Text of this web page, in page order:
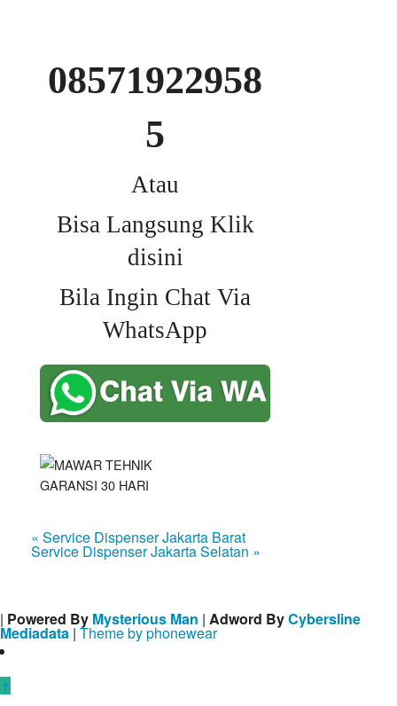
08571922958
5
Atau
Bisa Langsung Klik
disini
Bila Ingin Chat Via
WhatsApp
« Service Dispenser Jakarta Barat
Service Dispenser Jakarta Selatan »
| Powered By Mysterious Man | Adword ByCybersline
Mediadata | Theme by phonewear
↑